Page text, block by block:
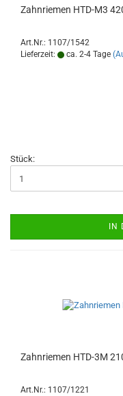
Zahnriemen HTD-M3
Art.Nr.: 1107/1542
Lieferzeit:
ca. 2-4 Tage
Stück:
IN
Zahnriemen HTD-3M
Art.Nr.: 1107/1221